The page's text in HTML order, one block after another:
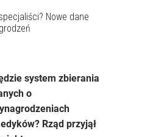
Nowe dane
system zbierania
o
Rząd przyjął